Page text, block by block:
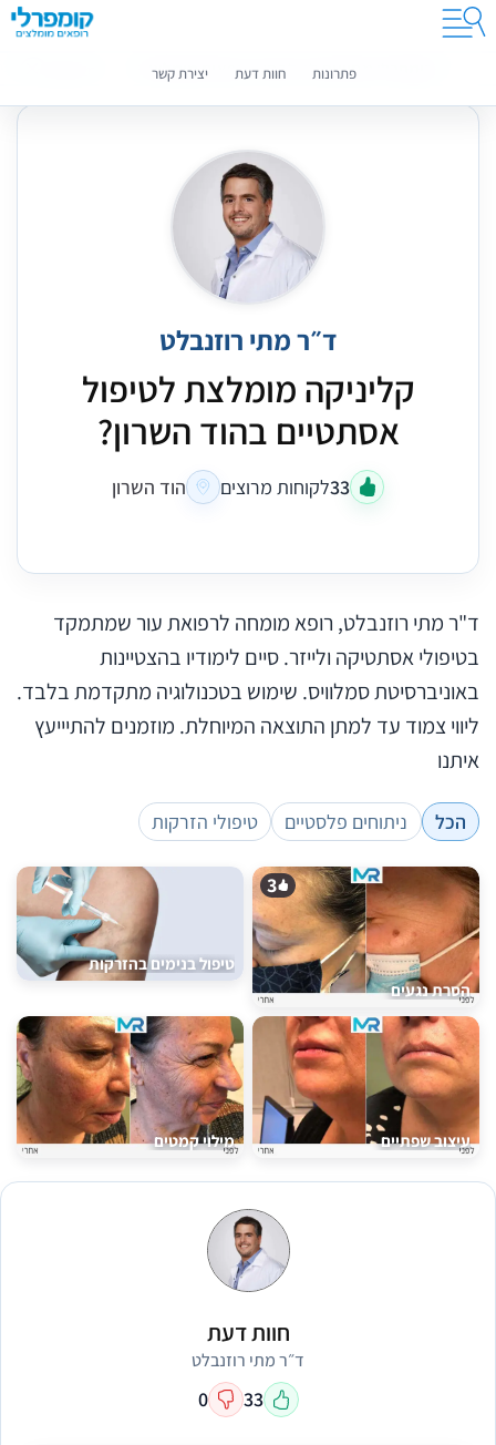
קומפרלי מסייעת לך לבחור רופאים מומלצים
פתרונות חוות דעת יצירת קשר
ד״ר מתי רוזנבלט
קליניקה מומלצת לטיפול
אסתטיים בהוד השרון?
33לקוחות מרוצים הוד השרון
ד"ר מתי רוזנבלט, רופא מומחה לרפואת עור שמתמקד
בטיפולי אסתטיקה ולייזר. סיים לימודיו בהצטיינות
באוניברסיטת סמלוויס. שימוש בטכנולוגיה מתקדמת בלבד.
ליווי צמוד עד למתן התוצאה המיוחלת. מוזמנים להתיייעץ
איתנו
הכל ניתוחים פלסטיים טיפולי הזרקות
הסרת נגעים
3
טיפול בנימים בהזרקות
עיצוב שפתיים מילוי קמטים
חוות דעת
ד״ר מתי רוזנבלט
33
0